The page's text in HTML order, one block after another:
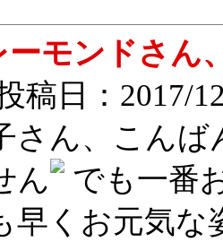
ーモンドさん
稿日：2017/
さん、こん
ん
でも一番
早くお元気な